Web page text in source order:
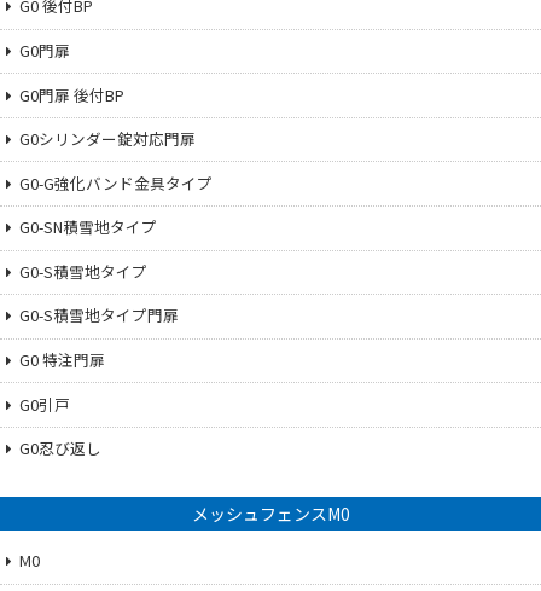
G0 後付BP
G0門扉
G0門扉 後付BP
G0シリンダー錠対応門扉
G0-G強化バンド金具タイプ
G0-SN積雪地タイプ
G0-S積雪地タイプ
G0-S積雪地タイプ門扉
G0 特注門扉
G0引戸
G0忍び返し
メッシュフェンスM0
M0